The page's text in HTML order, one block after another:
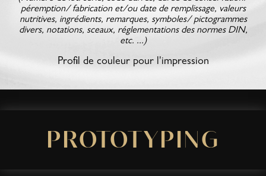
péremption/ fabrication et/ou date de remplissage, valeurs
nutritives, ingrédients, remarques, symboles/ pictogrammes
divers, notations, sceaux, réglementations des normes DIN,
etc. ...)
Profil de couleur pour l'impression
PROTOTYPING